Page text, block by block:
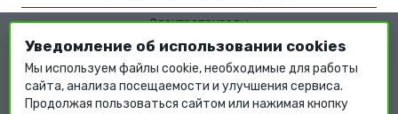
Электроприводы
Насосное оборудование
Мотор-редукторы
Уведомление об использовании cookies
Мы используем файлы cookie, необходимые для работы
сайта, анализа посещаемости и улучшения сервиса.
Продолжая пользоваться сайтом или нажимая кнопку